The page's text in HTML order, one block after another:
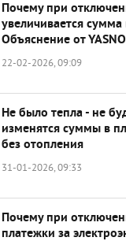
Почему при
увеличивается сумма
Объяснение от YASNO
22-02-2026, 09:09
Не было тепла - не
изменятся суммы в
без отопления
31-01-2026, 09:33
Почему при
платежки за